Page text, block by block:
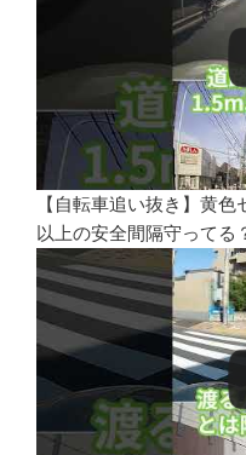
【自転車追い抜き】黄
以上の安全間隔守ってる